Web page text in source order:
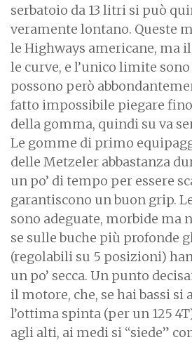
serbatoio da 13 litri si può
veramente lontano. Queste
le Highways americane, ma
le curve, e l’unico limite
possono però
fatto impossibile piegare
della gomma, quindi su va
Le gomme di primo
delle Metzeler abbastanza
un po’ di tempo per essere
garantiscono un buon grip.
sono adeguate, morbide ma
se sulle buche più profonde
(regolabili su 5 posizioni)
un po’ secca. Un punto
il motore, che, se hai bassi si
l’ottima spinta (per un 125
agli alti, ai medi si “siede”